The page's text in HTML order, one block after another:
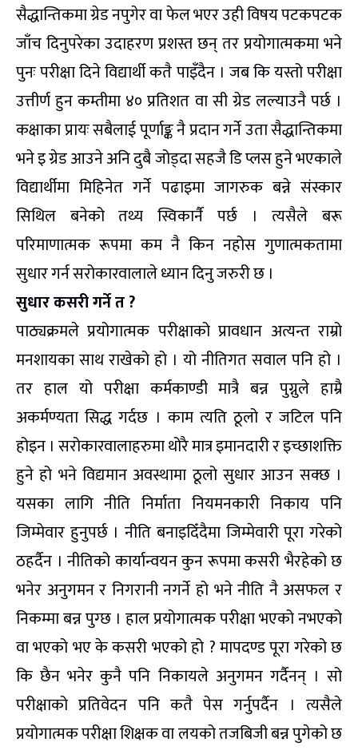
सैद्धान्तिकमा ग्रेड नपुगेर वा फेल भएर उही विषय पटकपटक
जाँच दिनुपरेका उदाहरण प्रशस्त छन् तर प्रयोगात्मकमा भने
पुनः परीक्षा दिने विद्यार्थी कतै पाइँदैन । जब कि यस्तो परीक्षा
उत्तीर्ण हुन कम्तीमा ४० प्रतिशत वा सी ग्रेड लल्याउनै पर्छ ।
कक्षाका प्रायः सबैलाई पूर्णाङ्क नै प्रदान गर्ने उता सैद्धान्तिकमा
भने इ ग्रेड आउने अनि दुबै जोड्दा सहजै डि प्लस हुने भएकाले
विद्यार्थीमा मिहिनेत गर्ने पढाइमा जागरुक बन्ने संस्कार
सिथिल बनेको तथ्य स्विकार्नै पर्छ । त्यसैले बरू
परिमाणात्मक रूपमा कम नै किन नहोस गुणात्मकतामा
सुधार गर्न सरोकारवालाले ध्यान दिनु जरुरी छ ।
सुधार कसरी गर्ने त ?
पाठ्यक्रमले प्रयोगात्मक परीक्षाको प्रावधान अत्यन्त राम्रो
मनशायका साथ राखेको हो । यो नीतिगत सवाल पनि हो ।
तर हाल यो परीक्षा कर्मकाण्डी मात्रै बन्न पुग्नुले हाम्रै
अकर्मण्यता सिद्ध गर्दछ । काम त्यति ठूलो र जटिल पनि
होइन । सरोकारवालाहरुमा थोरै मात्र इमानदारी र इच्छाशक्ति
हुने हो भने विद्यमान अवस्थामा ठूलो सुधार आउन सक्छ ।
यसका लागि नीति निर्माता नियमनकारी निकाय पनि
जिम्मेवार हुनुपर्छ । नीति बनाइदिँदैमा जिम्मेवारी पूरा गरेको
ठहर्दैन । नीतिको कार्यान्वयन कुन रूपमा कसरी भैरहेको छ
भनेर अनुगमन र निगरानी नगर्ने हो भने नीति नै असफल र
निकम्मा बन्न पुग्छ । हाल प्रयोगात्मक परीक्षा भएको नभएको
वा भएको भए के कसरी भएको हो ? मापदण्ड पूरा गरेको छ
कि छैन भनेर कुनै पनि निकायले अनुगमन गर्दैनन् । सो
परीक्षाको प्रतिवेदन पनि कतै पेस गर्नुपर्दैन । त्यसैले
प्रयोगात्मक परीक्षा शिक्षक वा लयको तजबिजी बन्न पुगेको छ